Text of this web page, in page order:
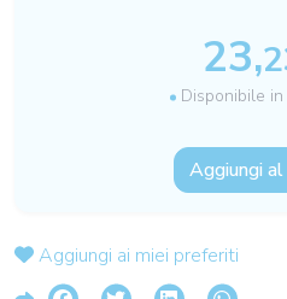
23,
Disponibile
Aggiungi
Aggiungi ai miei preferiti